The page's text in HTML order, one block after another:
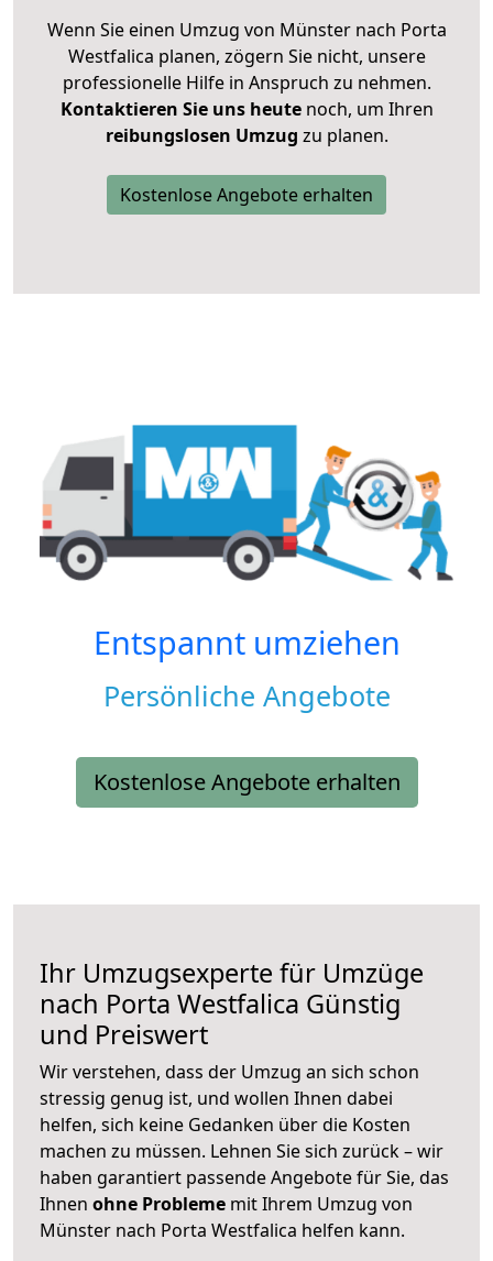
Wenn Sie einen Umzug von Münster nach Porta
Westfalica planen, zögern Sie nicht, unsere
professionelle Hilfe in Anspruch zu nehmen.
Kontaktieren Sie uns heutenoch, um Ihren
reibungslosen Umzug zu planen.
Kostenlose Angebote erhalten
Entspannt umziehen
Persönliche Angebote
Kostenlose Angebote erhalten
Ihr Umzugsexperte für Umzüge
nach Porta Westfalica Günstig
und Preiswert
Wir verstehen, dass der Umzug an sich schon
stressig genug ist, und wollen Ihnen dabei
helfen, sich keine Gedanken über die Kosten
machen zu müssen. Lehnen Sie sich zurück – wir
haben garantiert passende Angebote für Sie, das
Ihnen ohne Probleme mit Ihrem Umzug von
Münster nach Porta Westfalica helfen kann.